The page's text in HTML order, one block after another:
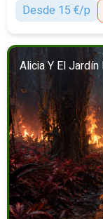
Desde 15 €/p
Alicia Y El